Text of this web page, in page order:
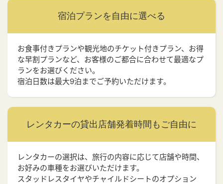
宿泊プランを 自由に選べる
お食事付きプランや観光地のチケット付きプラン、お得
な早割プランなど、お客様のご都合に合わせて最適なプ
ランをお選びください。
宿泊日数は最大9泊までご予約いただけます。
レンタカーの貸出店舗発着時間もご自由に
レンタカーの選択は、旅行の内容に応じて店舗や時間、
お好みの車種をお選びいただけます。
スタッドレスタイヤやチャイルドシートのオプション